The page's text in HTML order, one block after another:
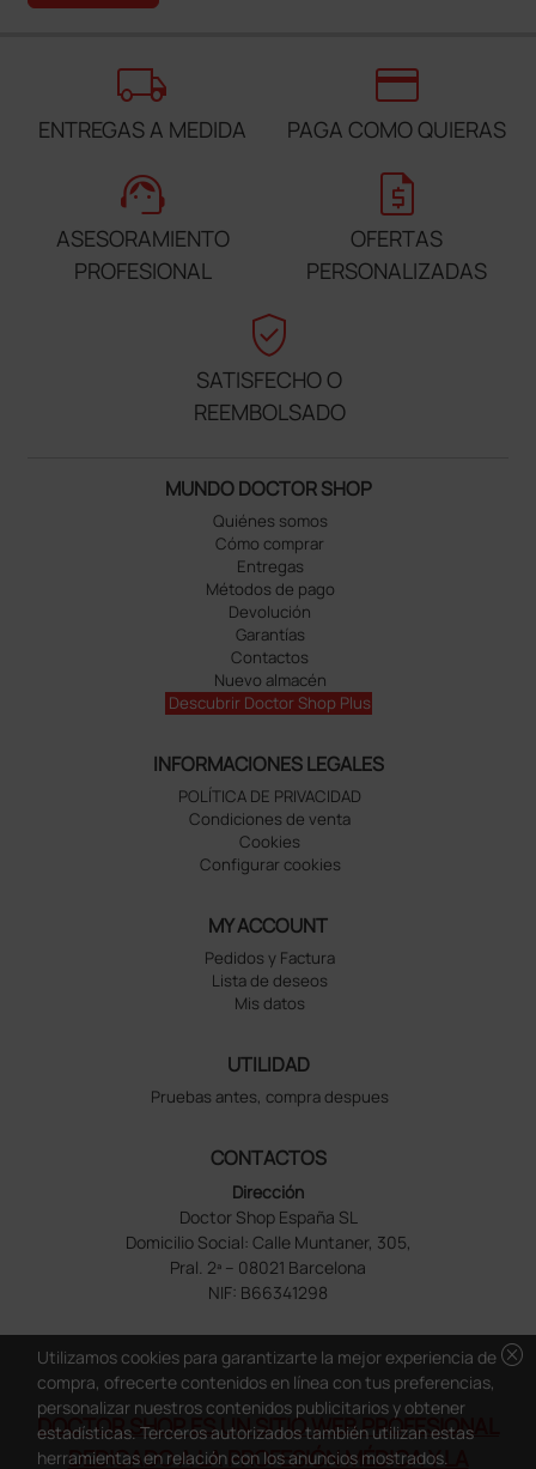
local_shipping
ENTREGAS A MEDIDA
credit_card
PAGA COMO QUIERAS
support_agent
ASESORAMIENTO
PROFESIONAL
request_quote
OFERTAS
PERSONALIZADAS
verified_user
SATISFECHO O
REEMBOLSADO
MUNDO DOCTOR SHOP
Quiénes somos
Cómo comprar
Entregas
Métodos de pago
Devolución
Garantías
Contactos
Nuevo almacén
Descubrir Doctor Shop Plus
INFORMACIONES LEGALES
POLÍTICA DE PRIVACIDAD
Condiciones de venta
Cookies
Configurar cookies
MY ACCOUNT
Pedidos y Factura
Lista de deseos
Mis datos
UTILIDAD
Pruebas antes, compra despues
CONTACTOS
Dirección
Doctor Shop España SL
Domicilio Social: Calle Muntaner, 305,
Pral. 2ª – 08021 Barcelona
NIF: B66341298
DOCTOR SHOP ES UN SITIO WEB PROFESIONAL
DEDICADO A LA PROFESIÓN MÉDICA Y LA
cancel
Utilizamos cookies para garantizarte la mejor experiencia de
compra, ofrecerte contenidos en línea con tus preferencias,
personalizar nuestros contenidos publicitarios y obtener
estadísticas. Terceros autorizados también utilizan estas
herramientas en relación con los anuncios mostrados.